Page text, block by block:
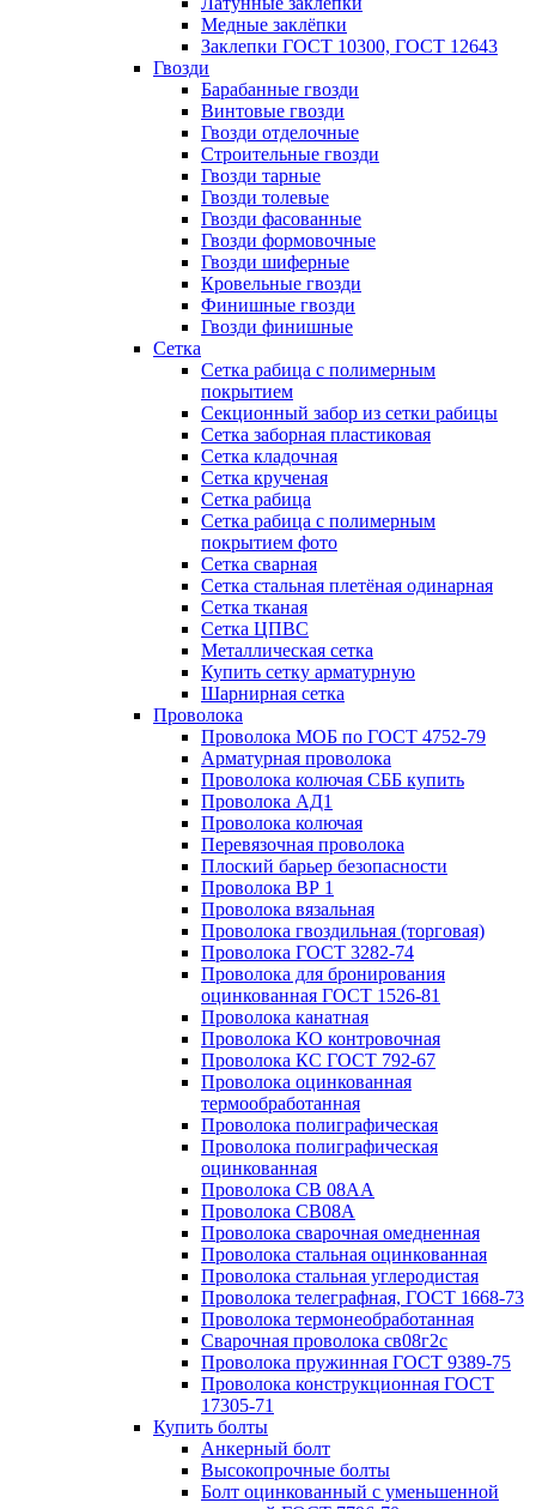
Медные заклёпки
Заклепки ГОСТ 10300, ГОСТ 12643
Гвозди
Барабанные гвозди
Винтовые гвозди
Гвозди отделочные
Строительные гвозди
Гвозди тарные
Гвозди толевые
Гвозди фасованные
Гвозди формовочные
Гвозди шиферные
Кровельные гвозди
Финишные гвозди
Гвозди финишные
Сетка
Сетка рабица с полимерным
покрытием
Секционный забор из сетки рабицы
Сетка заборная пластиковая
Сетка кладочная
Сетка крученая
Сетка рабица
Сетка рабица с полимерным
покрытием фото
Сетка сварная
Сетка стальная плетёная одинарная
Сетка тканая
Сетка ЦПВС
Металлическая сетка
Купить сетку арматурную
Шарнирная сетка
Проволока
Проволока МОБ по ГОСТ 4752-79
Арматурная проволока
Проволока колючая СББ купить
Проволока АД1
Проволока колючая
Перевязочная проволока
Плоский барьер безопасности
Проволока ВР 1
Проволока вязальная
Проволока гвоздильная (торговая)
Проволока ГОСТ 3282-74
Проволока для бронирования
оцинкованная ГОСТ 1526-81
Проволока канатная
Проволока КО контровочная
Проволока КС ГОСТ 792-67
Проволока оцинкованная
термообработанная
Проволока полиграфическая
Проволока полиграфическая
оцинкованная
Проволока СВ 08АА
Проволока СВ08А
Проволока сварочная омедненная
Проволока стальная оцинкованная
Проволока стальная углеродистая
Проволока телеграфная, ГОСТ 1668-73
Проволока термонеобработанная
Сварочная проволока св08г2с
Проволока пружинная ГОСТ 9389-75
Проволока конструкционная ГОСТ
17305-71
Купить болты
Анкерный болт
Высокопрочные болты
Болт оцинкованный с уменьшенной